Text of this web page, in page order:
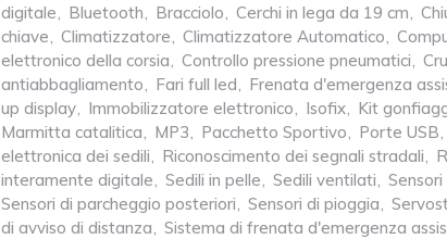
digitale, Bluetooth, Bracciolo, Cerchi in lega da 19 cm,
chiave, Climatizzatore, Climatizzatore Automatico,
elettronico della corsia, Controllo pressione pneumatici,
antiabbagliamento, Fari full led, Frenata d'emergenza
up display, Immobilizzatore elettronico, Isofix, Kit
Marmitta catalitica, MP3, Pacchetto Sportivo, Porte USB,
elettronica dei sedili, Riconoscimento dei segnali stradali,
interamente digitale, Sedili in pelle, Sedili ventilati,
Sensori di parcheggio posteriori, Sensori di pioggia,
di avviso di distanza, Sistema di frenata d'emergenza